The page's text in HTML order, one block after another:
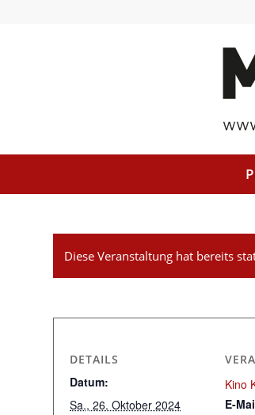
Diese Veranstaltung hat bereits
DETAILS
Datum:
Sa., 26. Oktober 2024
Kino
E-